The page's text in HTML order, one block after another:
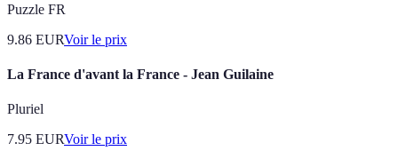
Puzzle FR
9.86 EURVoir le prix
La France d'avant la France - Jean Guilaine
Pluriel
7.95 EURVoir le prix